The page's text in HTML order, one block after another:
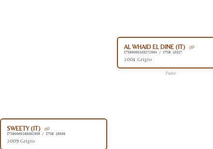
SWEETY (IT)
IT380005185062009 / ITSB 18506
2009 Grigio
AL WHAID EL DINE (IT)
IT380005103272004 / ITSB 10327
2004 Grigio
Padre